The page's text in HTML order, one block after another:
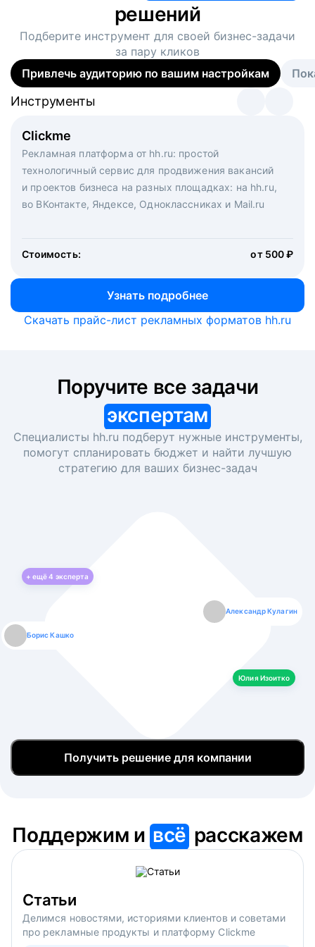
решений
Подберите инструмент для своей бизнес-задачи
за пару кликов
Привлечь аудиторию по вашим настройкам
Clickme
Рекламная платформа от hh.ru: простой
технологичный сервис для продвижения вакансий
и проектов бизнеса на разных площадках: на hh.ru,
во ВКонтакте, Яндексе, Одноклассниках и Mail.ru
Стоимость: от 500 ₽
Узнать подробнее
Инструменты
Вакансия дня
Рекламный формат для вакансий на главной странице
hh.ru. Увеличивает количество откликов
Инструменты
Массовый подбор под ключ. Решите, сколько
кандидатов и когда вам нужно, и за дело возьмутся
маркетологи, рекрутеры и проектные менеджеры
hh.ru с целым набором digital-инструментов
Инструменты
Скачать прайс-лист рекламных форматов hh.ru
экспертам
Специалисты hh.ru подберут нужные инструменты,
помогут спланировать бюджет и найти лучшую
стратегию для ваших бизнес-задач
+ ещё4 эксперта
Борис Кашко
Александр Кулагин
Юлия Изоитко
Юлия Изоитко
Даниил Макаров
Александр Кулагин
Екатерина Лазаренко
Даниил Макаров
Борис Кашко
Екатерина Лазаренко
Юлия Изоитко
Получить решение для компании
Поддержим ивсё расскажем
Статьи
Делимся новостями, историями клиентов и советами
про рекламные продукты и платформу Clickme